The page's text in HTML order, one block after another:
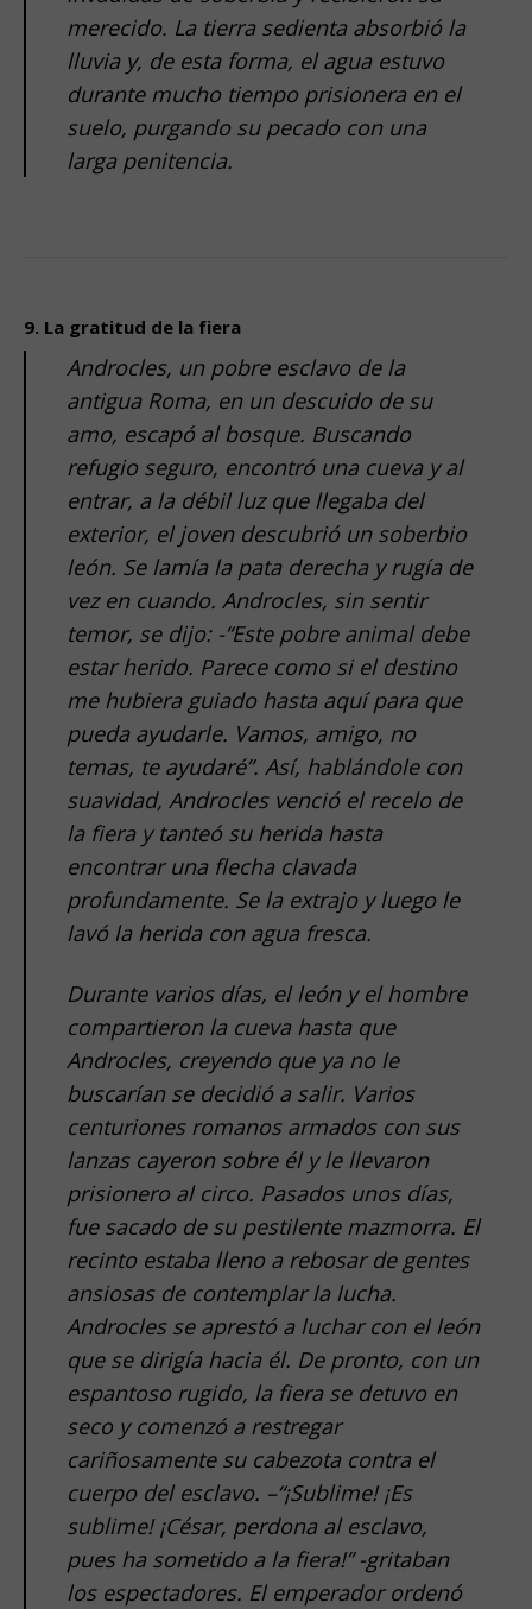
merecido. La tierra sedienta absorbió la
lluvia y, de esta forma, el agua estuvo
durante mucho tiempo prisionera en el
suelo, purgando su pecado con una
larga penitencia.
9. La gratitud de la fiera
Androcles, un pobre esclavo de la
antigua Roma, en un descuido de su
amo, escapó al bosque. Buscando
refugio seguro, encontró una cueva y al
entrar, a la débil luz que llegaba del
exterior, el joven descubrió un soberbio
león. Se lamía la pata derecha y rugía de
vez en cuando. Androcles, sin sentir
temor, se dijo: -“Este pobre animal debe
estar herido. Parece como si el destino
me hubiera guiado hasta aquí para que
pueda ayudarle. Vamos, amigo, no
temas, te ayudaré”. Así, hablándole con
suavidad, Androcles venció el recelo de
la fiera y tanteó su herida hasta
encontrar una flecha clavada
profundamente. Se la extrajo y luego le
lavó la herida con agua fresca.
Durante varios días, el león y el hombre
compartieron la cueva hasta que
Androcles, creyendo que ya no le
buscarían se decidió a salir. Varios
centuriones romanos armados con sus
lanzas cayeron sobre él y le llevaron
prisionero al circo. Pasados unos días,
fue sacado de su pestilente mazmorra. El
recinto estaba lleno a rebosar de gentes
ansiosas de contemplar la lucha.
Androcles se aprestó a luchar con el león
que se dirigía hacia él. De pronto, con un
espantoso rugido, la fiera se detuvo en
seco y comenzó a restregar
cariñosamente su cabezota contra el
cuerpo del esclavo. –“¡Sublime! ¡Es
sublime! ¡César, perdona al esclavo,
pues ha sometido a la fiera!” -gritaban
los espectadores. El emperador ordenó